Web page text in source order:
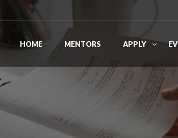
HOME MENTORS APPLY